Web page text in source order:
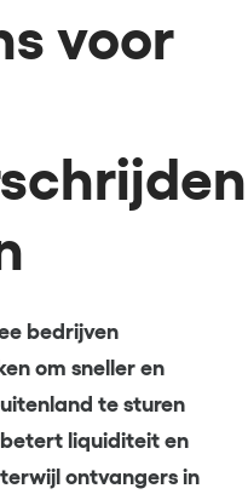
voor
bedrijven
om sneller en
te sturen
liquiditeit en
ontvangers in